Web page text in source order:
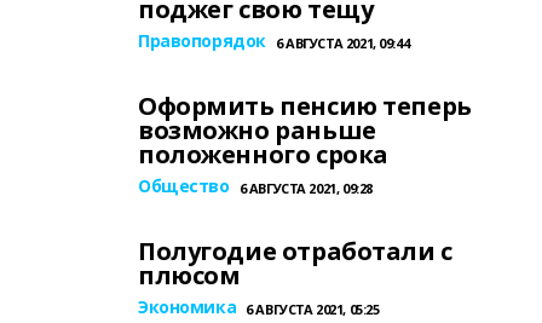
поджег свою тещу
Правопорядок 6 АВГУСТА 2021, 09:44
Оформить пенсию теперь
возможно раньше
положенного срока
Общество 6 АВГУСТА 2021, 09:28
Полугодие отработали с
плюсом
Экономика 6 АВГУСТА 2021, 05:25